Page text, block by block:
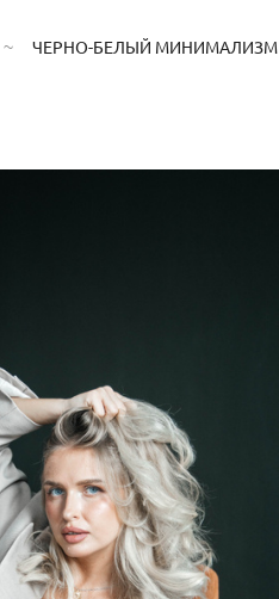
ЧЕРНО-БЕЛЫЙ МИНИМАЛИЗМ